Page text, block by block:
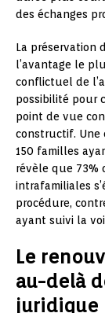
des échanges
La préservation
l’avantage le
conflictuel de
possibilité pour
point de vue
constructif. Une
150 familles
révèle que 73%
intrafamiliales
procédure,
ayant suivi la
Le
au-delà
juridique